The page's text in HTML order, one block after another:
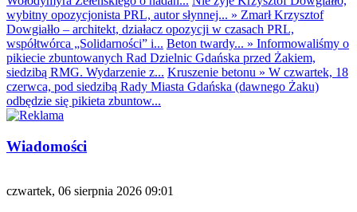
wybitny opozycjonista PRL, autor słynnej... » Zmarł Krzysztof
Dowgiałło – architekt, działacz opozycji w czasach PRL,
współtwórca „Solidarności” i... Beton twardy... » Informowaliśmy o
pikiecie zbuntowanych Rad Dzielnic Gdańska przed Żakiem,
siedzibą RMG. Wydarzenie z... Kruszenie betonu » W czwartek, 18
czerwca, pod siedzibą Rady Miasta Gdańska (dawnego Żaku)
odbędzie się pikieta zbuntow...
Wiadomości
czwartek, 06 sierpnia 2026 09:01